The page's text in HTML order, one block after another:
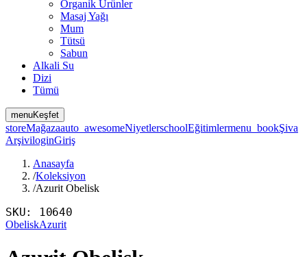
Organik Ürünler
Masaj Yağı
Mum
Tütsü
Sabun
Alkali Su
Dizi
Tümü
menuKeşfet
storeMağazaauto_awesomeNiyetlerschoolEğitimlermenu_bookŞiva
ArşiviloginGiriş
Anasayfa
/Koleksiyon
/Azurit Obelisk
SKU: 10640
ObeliskAzurit